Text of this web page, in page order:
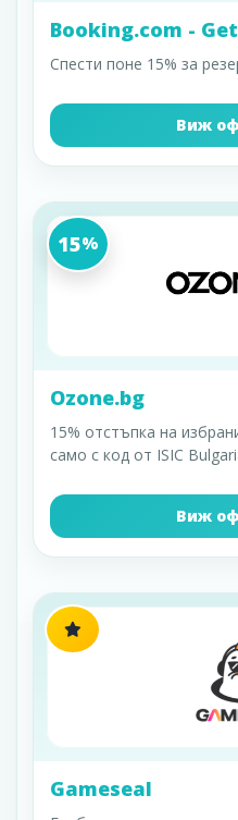
Booking.com -
Спести поне 15% за
Виж
15%
Ozone.bg
15% отстъпка на
само с код от ISIC
Виж
Gameseal